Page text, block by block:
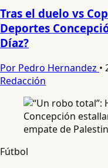
Tras el duelo vs
Deportes
Díaz?
Por Pedro Hernandez •
Redacción
Fútbol